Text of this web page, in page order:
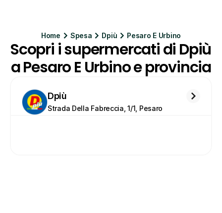
Home Spesa Dpiù Pesaro E Urbino
Scopri i supermercati di Dpiù
a Pesaro E Urbino e provincia
Dpiù
Strada Della Fabreccia, 1/1, Pesaro